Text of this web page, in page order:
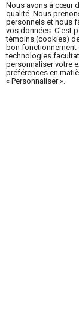
Nous avons à cœur
qualité. Nous
personnels et nous
vos données. C'est
témoins (cookies)
bon fonctionnement
technologies
personnaliser votre
préférences en
« Personnaliser ».